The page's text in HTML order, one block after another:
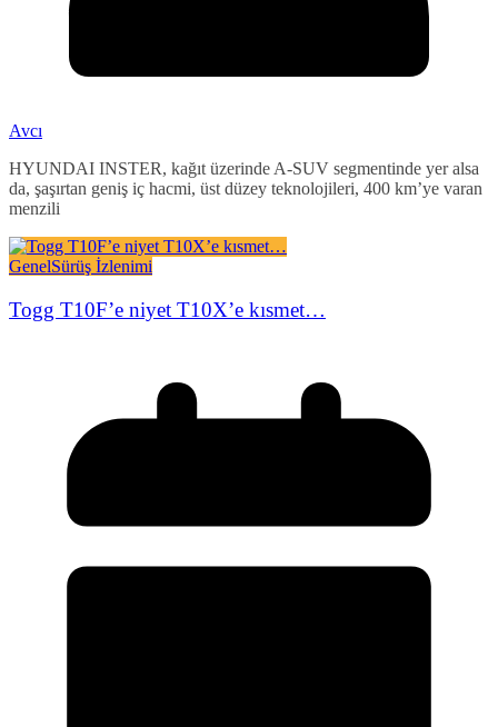
Avcı
HYUNDAI INSTER, kağıt üzerinde A-SUV segmentinde yer alsa
da, şaşırtan geniş iç hacmi, üst düzey teknolojileri, 400 km’ye varan
menzili
GenelSürüş İzlenimi
Togg T10F’e niyet T10X’e kısmet…